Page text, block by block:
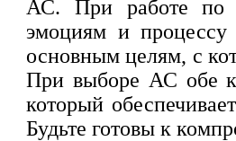
АС. При работе по
эмоциям и
основным целям, с
При выборе АС обе
который
Будьте готовы к